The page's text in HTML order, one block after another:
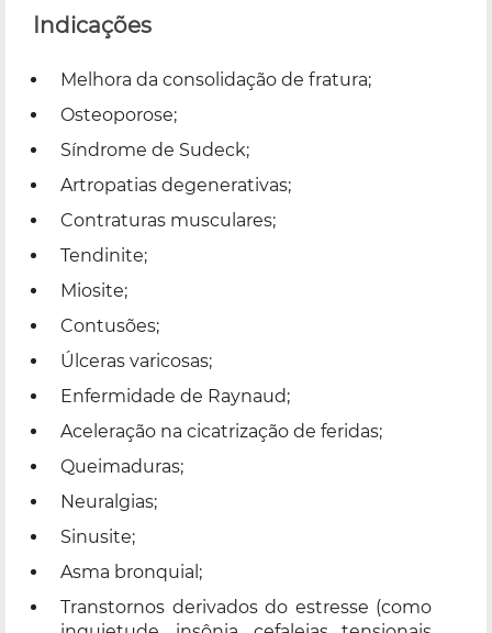
Indicações
Melhora da consolidação de fratura;
Osteoporose;
Síndrome de Sudeck;
Artropatias degenerativas;
Contraturas musculares;
Tendinite;
Miosite;
Contusões;
Úlceras varicosas;
Enfermidade de Raynaud;
Aceleração na cicatrização de feridas;
Queimaduras;
Neuralgias;
Sinusite;
Asma bronquial;
Transtornos derivados do estresse (como